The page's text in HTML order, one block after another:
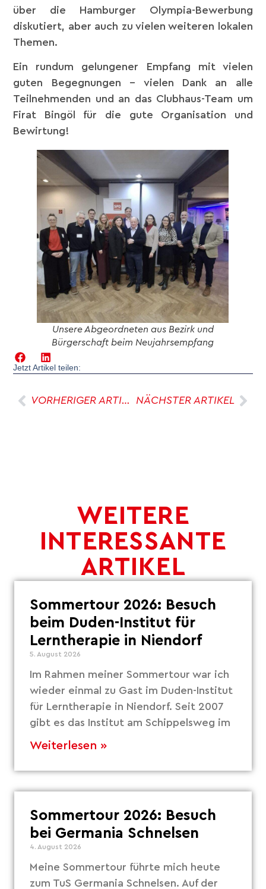
über die Hamburger Olympia-Bewerbung
diskutiert, aber auch zu vielen weiteren lokalen
Themen.
Ein rundum gelungener Empfang mit vielen
guten Begegnungen – vielen Dank an alle
Teilnehmenden und an das Clubhaus-Team um
Firat Bingöl für die gute Organisation und
Bewirtung!
Unsere Abgeordneten aus Bezirk und
Bürgerschaft beim Neujahrsempfang
Jetzt Artikel teilen:
VORHERIGER ARTIKEL NÄCHSTER ARTIKEL
WEITERE
INTERESSANTE
ARTIKEL
Sommertour 2026: Besuch
beim Duden-Institut für
Lerntherapie in Niendorf
5. August 2026
Im Rahmen meiner Sommertour war ich
wieder einmal zu Gast im Duden-Institut
für Lerntherapie in Niendorf. Seit 2007
gibt es das Institut am Schippelsweg im
Weiterlesen »
Sommertour 2026: Besuch
bei Germania Schnelsen
4. August 2026
Meine Sommertour führte mich heute
zum TuS Germania Schnelsen. Auf der